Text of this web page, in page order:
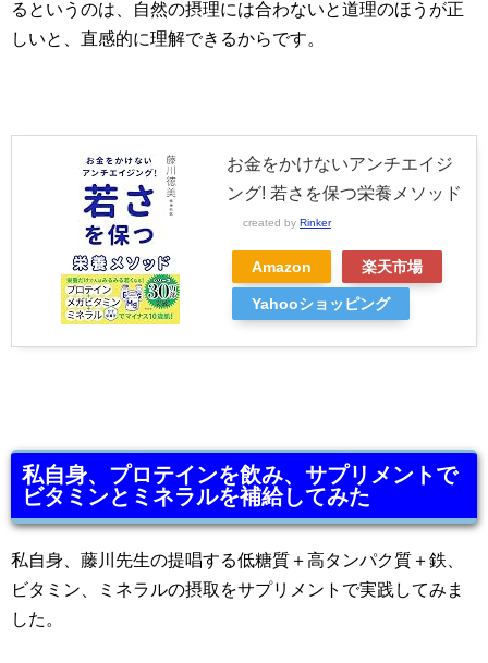
るというのは、自然の摂理には合わないと道理のほうが正
しいと、直感的に理解できるからです。
お金をかけないアンチエイジ
ング! 若さを保つ栄養メソッド
created by Rinker
Amazon 楽天市場
Yahooショッピング
私自身、プロテインを飲み、サプリメントで
ビタミンとミネラルを補給してみた
私自身、藤川先生の提唱する低糖質＋高タンパク質＋鉄、
ビタミン、ミネラルの摂取をサプリメントで実践してみま
した。